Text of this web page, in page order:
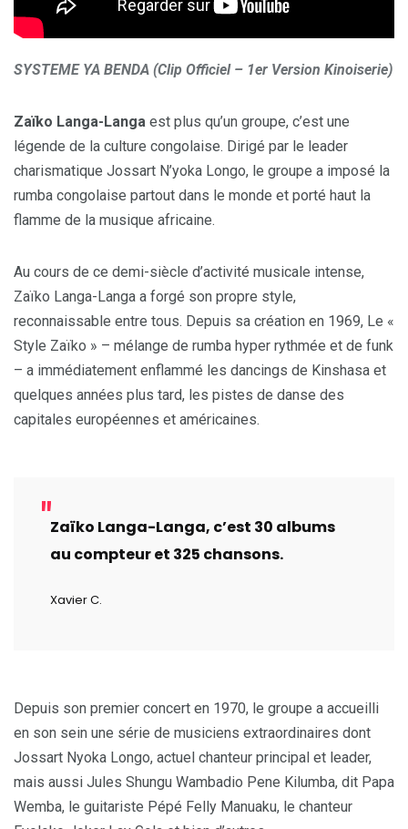
SYSTEME YA BENDA (Clip Officiel – 1er Version Kinoiserie)
Zaïko Langa-Langa est plus qu’un groupe, c’est une
légende de la culture congolaise. Dirigé par le leader
charismatique Jossart N’yoka Longo, le groupe a imposé la
rumba congolaise partout dans le monde et porté haut la
flamme de la musique africaine.
Au cours de ce demi-siècle d’activité musicale intense,
Zaïko Langa-Langa a forgé son propre style,
reconnaissable entre tous. Depuis sa création en 1969, Le «
Style Zaïko » – mélange de rumba hyper rythmée et de funk
– a immédiatement enflammé les dancings de Kinshasa et
quelques années plus tard, les pistes de danse des
capitales européennes et américaines.
Zaïko Langa-Langa, c’est 30 albums
au compteur et 325 chansons.
Xavier C.
Depuis son premier concert en 1970, le groupe a accueilli
en son sein une série de musiciens extraordinaires dont
Jossart Nyoka Longo, actuel chanteur principal et leader,
mais aussi Jules Shungu Wambadio Pene Kilumba, dit Papa
Wemba, le guitariste Pépé Felly Manuaku, le chanteur